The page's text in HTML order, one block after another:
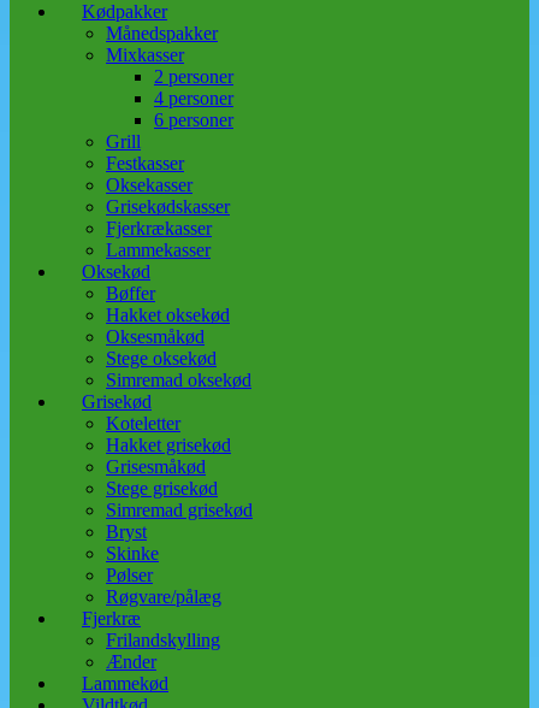
Kødpakker
Månedspakker
Mixkasser
2 personer
4 personer
6 personer
Grill
Festkasser
Oksekasser
Grisekødskasser
Fjerkrækasser
Lammekasser
Oksekød
Bøffer
Hakket oksekød
Oksesmåkød
Stege oksekød
Simremad oksekød
Grisekød
Koteletter
Hakket grisekød
Grisesmåkød
Stege grisekød
Simremad grisekød
Bryst
Skinke
Pølser
Røgvare/pålæg
Fjerkræ
Frilandskylling
Ænder
Lammekød